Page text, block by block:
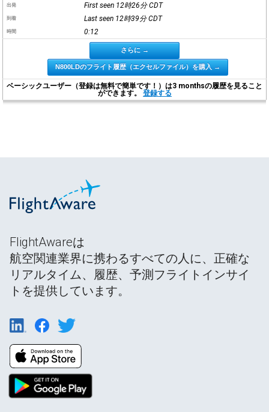
出発 First seen 12時26分CDT
到着 Last seen 12時39分CDT
時間 0:12
さらに →
N800LDのフライト履歴（エクセルファイル）を購入 →
ベーシックユーザー（登録は無料で簡単です！）は3 monthsの履歴を見ること
ができます。 登録する
FlightAwareは
航空関連業界に携わるすべての人に、正確な
リアルタイム、履歴、予測フライトインサイ
トを提供しています。